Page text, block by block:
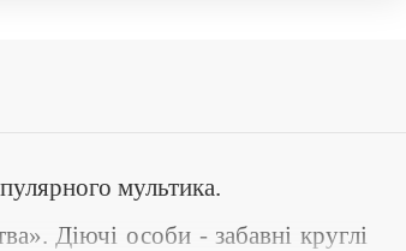
мультика.
Діючі особи - забавні круглі